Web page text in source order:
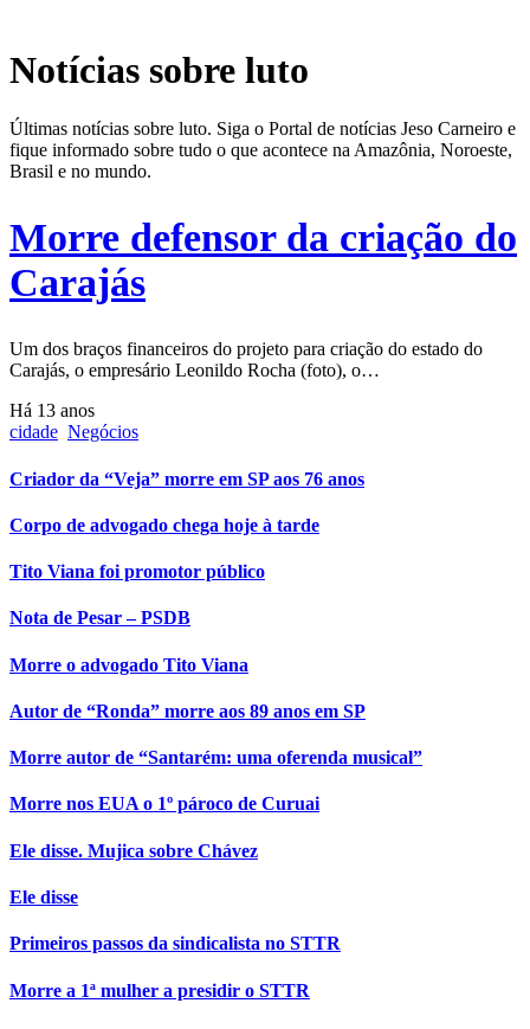
Notícias sobre luto
Últimas notícias sobre luto. Siga o Portal de notícias Jeso Carneiro e
fique informado sobre tudo o que acontece na Amazônia, Noroeste,
Brasil e no mundo.
Morre defensor da criação do
Carajás
Um dos braços financeiros do projeto para criação do estado do
Carajás, o empresário Leonildo Rocha (foto), o…
Há 13 anos
cidade Negócios
Criador da “Veja” morre em SP aos 76 anos
Corpo de advogado chega hoje à tarde
Tito Viana foi promotor público
Nota de Pesar – PSDB
Morre o advogado Tito Viana
Autor de “Ronda” morre aos 89 anos em SP
Morre autor de “Santarém: uma oferenda musical”
Morre nos EUA o 1º pároco de Curuai
Ele disse. Mujica sobre Chávez
Ele disse
Primeiros passos da sindicalista no STTR
Morre a 1ª mulher a presidir o STTR